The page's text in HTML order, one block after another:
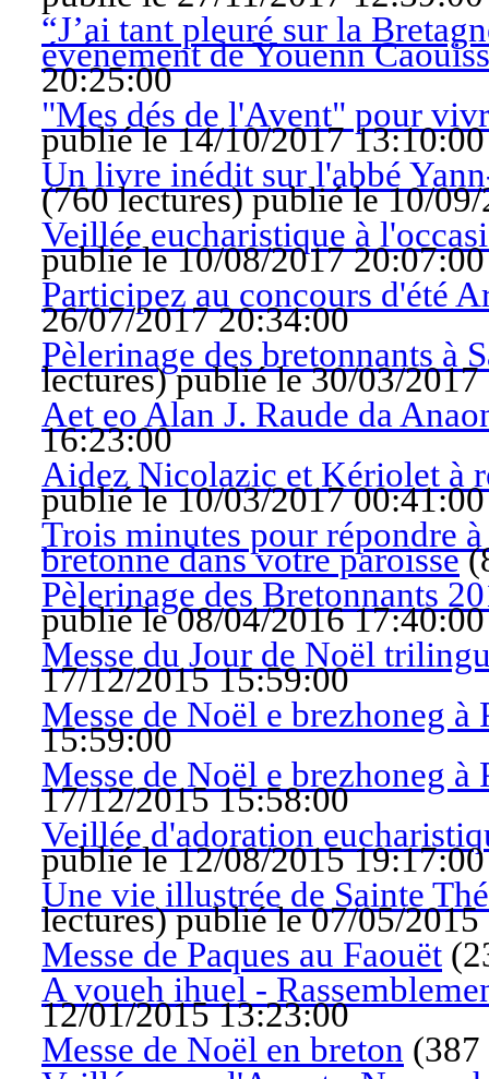
“J’ai tant pleuré sur la
événement de Youenn
20:25:00
"Mes dés de l'Avent" pour
publié le 14/10/2017 13:10:00
Un livre inédit sur l'abbé
(760 lectures)publié le 10/
Veillée eucharistique à
publié le 10/08/2017 20:07:00
Participez au concours d'été
26/07/2017 20:34:00
Pèlerinage des bretonnants
lectures)publié le 30/03/2017
Aet eo Alan J. Raude da
16:23:00
Aidez Nicolazic et Kériolet à
publié le 10/03/2017 00:41:00
Trois minutes pour répondre
bretonne dans votre paroisse(
Pèlerinage des Bretonnants
publié le 08/04/2016 17:40:00
Messe du Jour de Noël
17/12/2015 15:59:00
Messe de Noël e brezhoneg à
15:59:00
Messe de Noël e brezhoneg à
17/12/2015 15:58:00
Veillée d'adoration
publié le 12/08/2015 19:17:00
Une vie illustrée de Sainte
lectures)publié le 07/05/2015
Messe de Paques au Faouët (
A voueh ihuel -
12/01/2015 13:23:00
Messe de Noël en breton (387